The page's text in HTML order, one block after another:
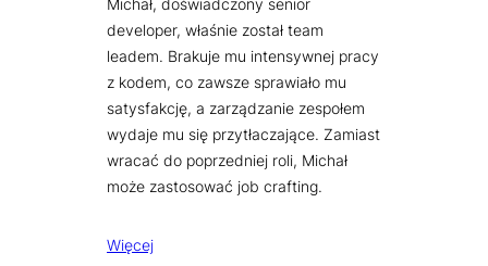
developer, właśnie został team
leadem. Brakuje mu intensywnej pracy
z kodem, co zawsze sprawiało mu
satysfakcję, a zarządzanie zespołem
wydaje mu się przytłaczające. Zamiast
wracać do poprzedniej roli, Michał
może zastosować job crafting.
Więcej